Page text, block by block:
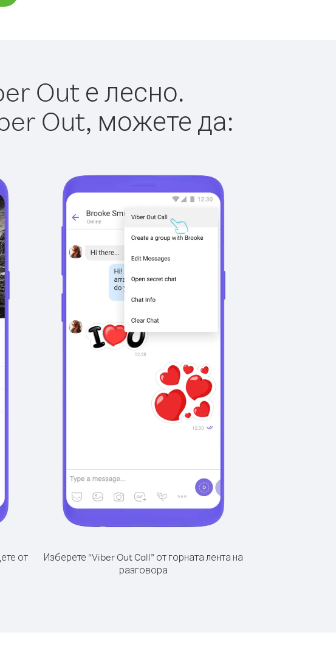
Out е лесно.
Out, можете да:
от
Изберете “Viber Out Call” от горната лента на
разговора